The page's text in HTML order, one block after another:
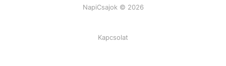
NapiCsajok © 2026
Kapcsolat